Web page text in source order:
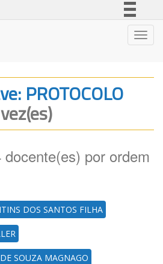
Legislação
PROTOCOLO
por ordem
DOS SANTOS FILHA
SOUZA MAGNAGO